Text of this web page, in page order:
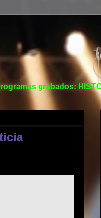
grabados: